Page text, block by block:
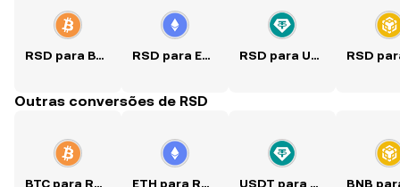
RSD para BTC RSD para ETH RSD para USDT
Outras conversões de RSD
BTC para RSD ETH para RSD USDT para RSD